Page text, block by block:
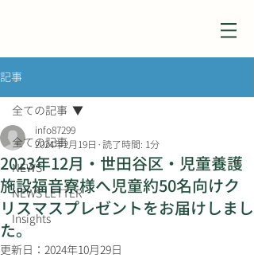
記事
全ての記事
NEWS
NEWS LETTER
Insights
全ての記事
2023年12月・世田谷区・児童養護
施設福音寮様へ児童約50名向けク
リスマスプレゼントをお届けしまし
た。
info87299
2024年2月19日 読了時間: 1分
更新日： 2024年10月29日